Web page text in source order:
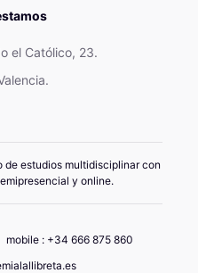
el Católico, 23.
de estudios multidisciplinar con
y online.
mobile : +34 666 875 860